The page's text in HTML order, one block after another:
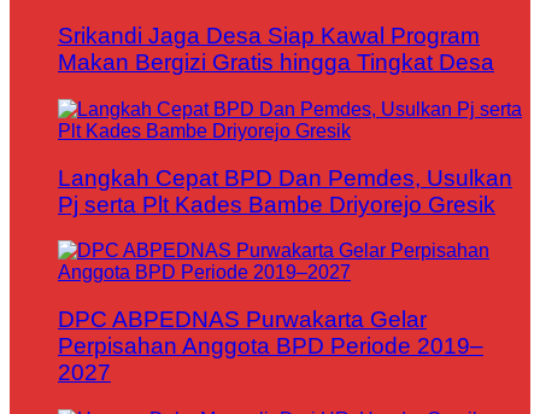
Srikandi Jaga Desa Siap Kawal Program
Makan Bergizi Gratis hingga Tingkat Desa
Langkah Cepat BPD Dan Pemdes, Usulkan
Pj serta Plt Kades Bambe Driyorejo Gresik
DPC ABPEDNAS Purwakarta Gelar
Perpisahan Anggota BPD Periode 2019–
2027